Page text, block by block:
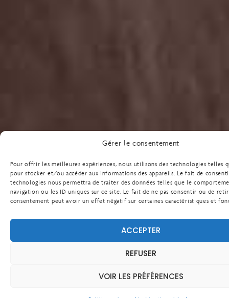
Gérer le consentement
Pour offrir les meilleures expériences, nous utilisons des technologies telles
pour stocker et/ou accéder aux informations des appareils. Le fait de
technologies nous permettra de traiter des données telles que le
navigation ou les ID uniques sur ce site. Le fait de ne pas consentir ou de
consentement peut avoir un effet négatif sur certaines caractéristiques et
ACCEPTER
REFUSER
VOIR LES PRÉFÉRENCES